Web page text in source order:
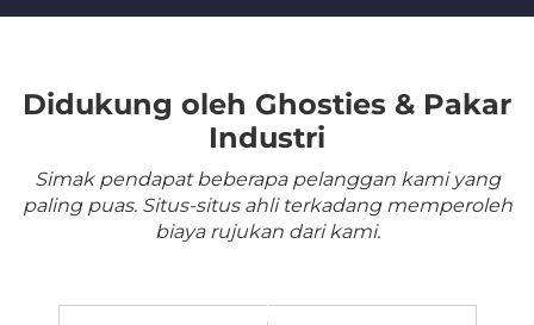
Didukung oleh Ghosties & Pakar
Industri
Simak pendapat beberapa pelanggan kami yang
paling puas. Situs-situs ahli terkadang memperoleh
biaya rujukan dari kami.